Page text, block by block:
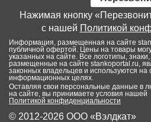
Нажимая кнопку
с нашей Политикой
Информация, размещенная на сайте
публичной офертой. Цены на товары
указанных на сайте. Все логотипы, знаки,
размещенные на сайте stankoportal.ru,
законных владельцев и используются на
информационных целях.
Оставляя свои персональные данные в
на сайте, вы принимаете условия нашей
Политикой конфиденциальности
© 2012-2026 ООО «Вэлдкат»